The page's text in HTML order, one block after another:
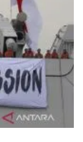
gugurnya